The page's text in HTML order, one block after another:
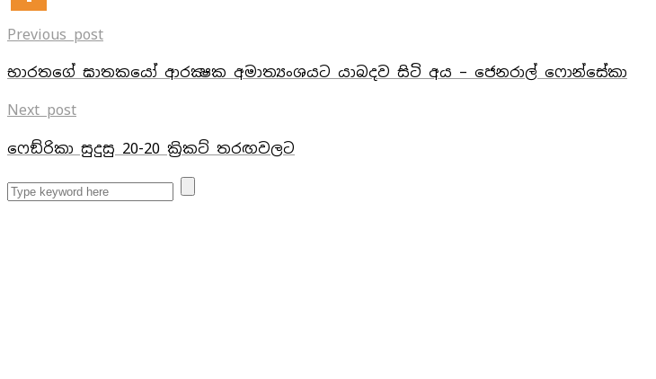
Previous post
භාරතගේ ඝාතකයෝ ආරක්‍ෂක අමාත්‍යංශයට යාබදව සිටි අය – ජෙනරාල් ෆොන්සේකා
Next post
ෆෙඞ්රිකා සුදුසු 20-20 කි‍්‍රකට් තරඟවලට